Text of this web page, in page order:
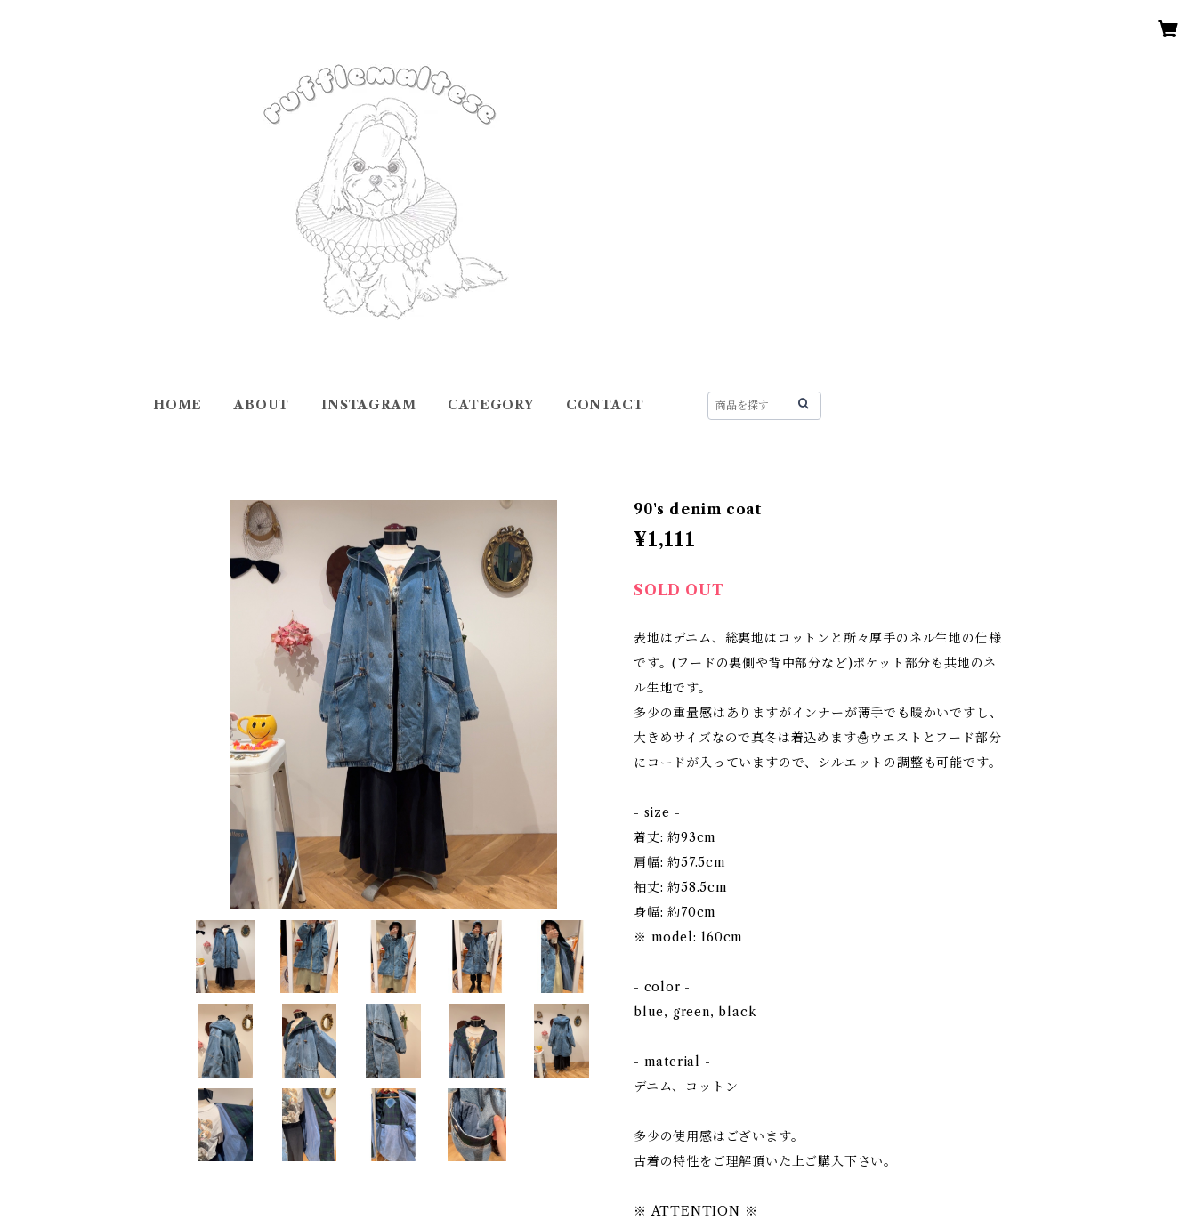
HOME ABOUT INSTAGRAM CATEGORY CONTACT
90's denim coat
¥1,111
SOLD OUT
表地はデニム、総裏地はコットンと所々厚手のネル生地の仕様
です。(フードの裏側や背中部分など)ポケット部分も共地のネ
ル生地です。
多少の重量感はありますがインナーが薄手でも暖かいですし、
大きめサイズなので真冬は着込めます☃️ウエストとフード部分
にコードが入っていますので、シルエットの調整も可能です。
- size -
着丈: 約93cm
肩幅: 約57.5cm
袖丈: 約58.5cm
身幅: 約70cm
※ model: 160cm
- color -
blue, green, black
- material -
デニム、コットン
多少の使用感はございます。
古着の特性をご理解頂いた上ご購入下さい。
※ ATTENTION ※